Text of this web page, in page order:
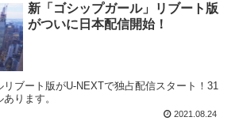
新「ゴシップガール」リブート版
がついに日本配信開始！
ブート版がU-NEXTで独占配信スタート！31
ります。
2021.08.24